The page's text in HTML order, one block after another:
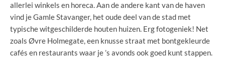
allerlei winkels en horeca. Aan de andere kant van de haven
vind je Gamle Stavanger, het oude deel van de stad met
typische witgeschilderde houten huizen. Erg fotogeniek! Net
zoals Øvre Holmegate, een knusse straat met bontgekleurde
cafés en restaurants waar je ’s avonds ook goed kunt stappen.